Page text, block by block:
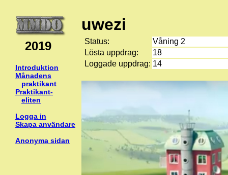
2019
Introduktion
Månadens
praktikant
Praktikant-
eliten
Logga in
Skapa användare
Anonyma sidan
uwezi
Status:
Våning 2
Lösta uppdrag:
18
Loggade uppdrag: 14